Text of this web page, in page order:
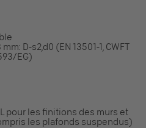
D-s2,d0 (EN 13501-1, CWFT
EG)
pour les finitions des murs et
les plafonds suspendus)